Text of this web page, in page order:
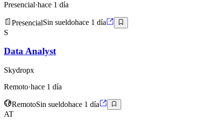
Presencial·hace 1 día
PresencialSin sueldohace 1 día
S
Data Analyst
Skydropx
Remoto·hace 1 día
RemotoSin sueldohace 1 día
AT